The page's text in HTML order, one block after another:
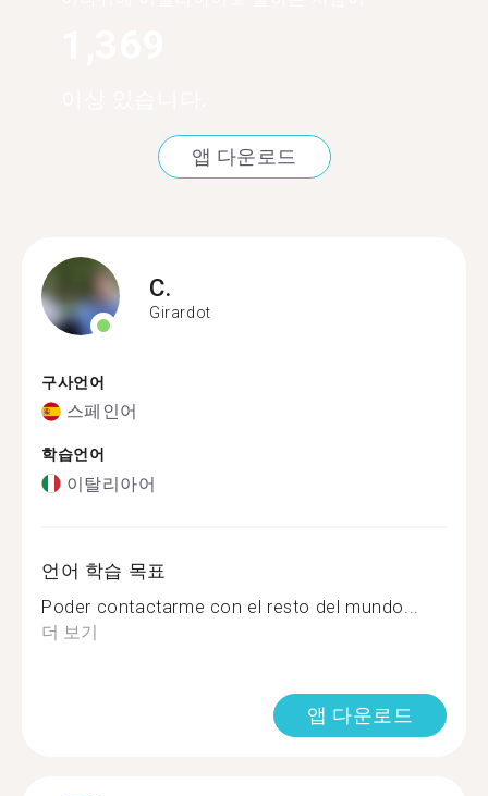
앱 다운로드
C.
Girardot
구사언어
스페인어
학습언어
이탈리아어
언어 학습 목표
Poder contactarme con el resto del mundo...
더 보기
앱 다운로드